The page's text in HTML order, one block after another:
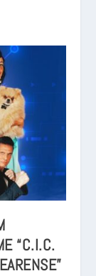
“C.I.C.